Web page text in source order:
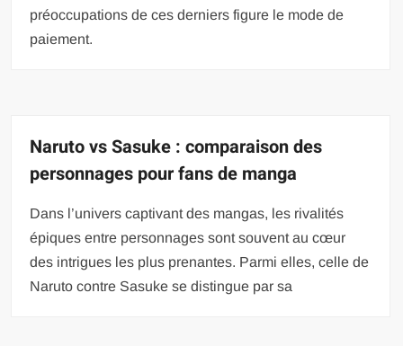
préoccupations de ces derniers figure le mode de
paiement.
Naruto vs Sasuke : comparaison des
personnages pour fans de manga
Dans l’univers captivant des mangas, les rivalités
épiques entre personnages sont souvent au cœur
des intrigues les plus prenantes. Parmi elles, celle de
Naruto contre Sasuke se distingue par sa